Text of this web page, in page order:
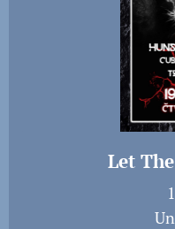
Let
📅
📍